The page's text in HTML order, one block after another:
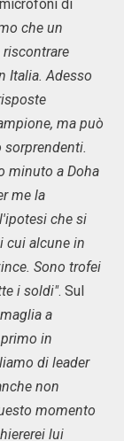
di
che un
Italia. Adesso
ma può
minuto a Doha
me la
che si
cui alcune in
Sono trofei
i soldi". Sul
a
in
di leader
non
momento
lui